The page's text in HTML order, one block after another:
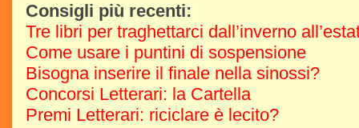
Consigli più recenti:
Tre libri per traghettarci dall’inverno
Come usare i puntini di sospensione
Bisogna inserire il finale nella sinossi?
Concorsi Letterari: la Cartella
Premi Letterari: riciclare è lecito?